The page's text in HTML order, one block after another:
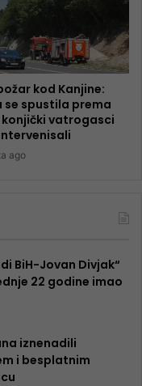
kod Kanjine:
se spustila prema
konjički vatrogasci
ago
BiH-Jovan Divjak“
22 godine imao
iznenadili
i besplatnim